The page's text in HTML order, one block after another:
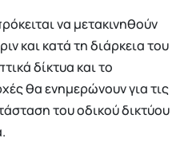
να μετακινηθούν
και κατά τη διάρκεια του
δίκτυα και το
θα ενημερώνουν για τις
του οδικού δικτύου